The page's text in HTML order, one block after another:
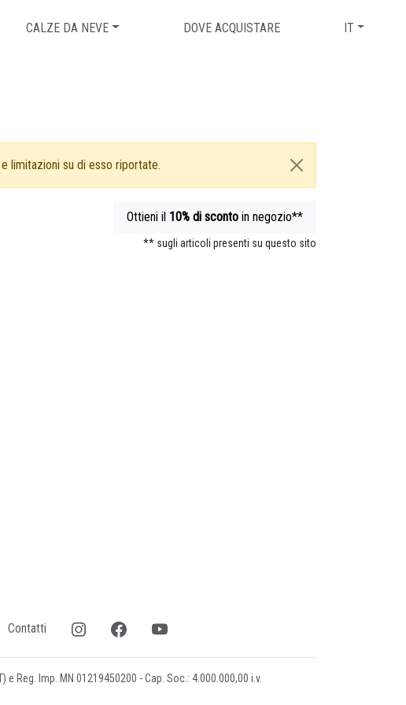
CALZE DA NEVE DOVE ACQUISTARE IT
limitazioni su di esso riportate.
Ottieni il 10% di sconto in negozio**
** sugli articoli presenti su questo sito
Contatti
e Reg. Imp. MN 01219450200 - Cap. Soc.: 4.000.000,00 i.v.